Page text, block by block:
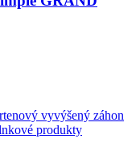
produkty